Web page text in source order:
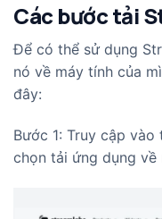
Các bước tải
Để có thể sử dụng
nó về máy tính của
đây:
Bước 1: Truy cập vào
chọn tải ứng dụng về